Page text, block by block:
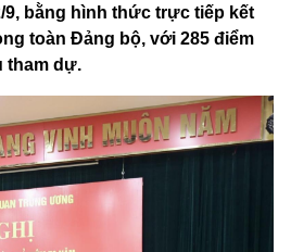
9, bằng hình thức trực tiếp kết
toàn Đảng bộ, với 285 điểm
tham dự.